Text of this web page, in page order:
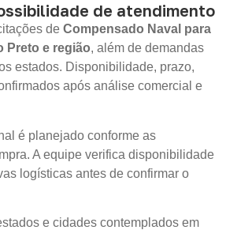
de atendimento
de Compensado Naval para
Preto e região, além de demandas
estados. Disponibilidade, prazo,
após análise comercial e
é planejado conforme as
A equipe verifica disponibilidade
logísticas antes de confirmar o
e cidades contemplados em